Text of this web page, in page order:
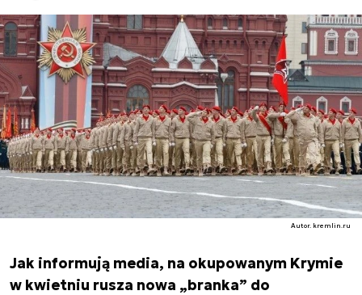
Autor. kremlin.ru
Jak informują media, na okupowanym Krymie
w kwietniu rusza nowa „branka” do